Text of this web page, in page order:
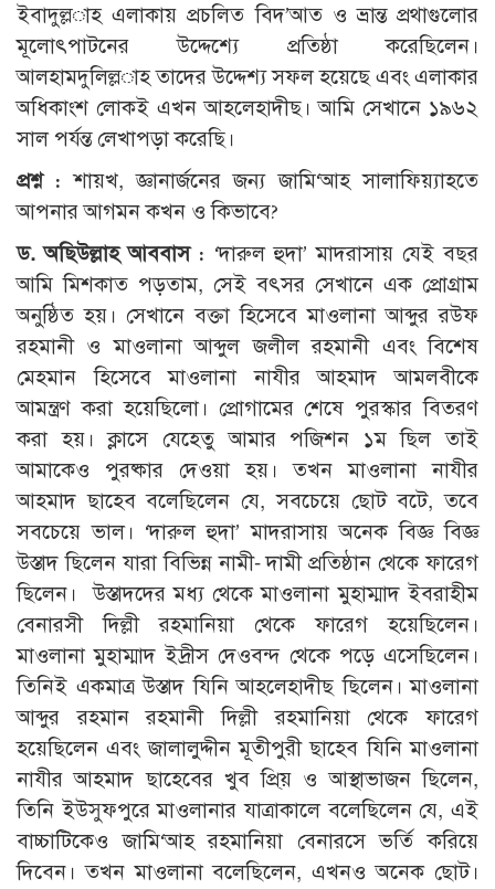
ইবাদুল্ল­াহ এলাকায় প্রচলিত বিদ’আত ও ভ্রান্ত প্রথাগুলোর
মূলোৎপাটনের উদ্দেশ্যে প্রতিষ্ঠা করেছিলেন।
আলহামদুলিল্ল­াহ তাদের উদ্দেশ্য সফল হয়েছে এবং এলাকার
অধিকাংশ লোকই এখন আহলেহাদীছ। আমি সেখানে ১৯৬২
সাল পর্যন্ত লেখাপড়া করেছি।
প্রশ্ন :শায়খ, জ্ঞানার্জনের জন্য জামি‘আহ সালাফিয়্যাহতে
আপনার আগমন কখন ও কিভাবে?
ড. অছিউল্লাহ আববাস : ‘দারুল হুদা’ মাদরাসায় যেই বছর
আমি মিশকাত পড়তাম, সেই বৎসর সেখানে এক প্রোগ্রাম
অনুষ্ঠিত হয়। সেখানে বক্তা হিসেবে মাওলানা আব্দুর রউফ
রহমানী ও মাওলানা আব্দুল জলীল রহমানী এবং বিশেষ
মেহমান হিসেবে মাওলানা নাযীর আহমাদ আমলবীকে
আমন্ত্রণ করা হয়েছিলো। প্রোগামের শেষে পুরস্কার বিতরণ
করা হয়। ক্লাসে যেহেতু আমার পজিশন ১ম ছিল তাই
আমাকেও পুরষ্কার দেওয়া হয়। তখন মাওলানা নাযীর
আহমাদ ছাহেব বলেছিলেন যে, সবচেয়ে ছোট বটে, তবে
সবচেয়ে ভাল। ‘দারুল হুদা’ মাদরাসায় অনেক বিজ্ঞ বিজ্ঞ
উস্তাদ ছিলেন যারা বিভিন্ন নামী- দামী প্রতিষ্ঠান থেকে ফারেগ
ছিলেন। উস্তাদদের মধ্য থেকে মাওলানা মুহাম্মাদ ইবরাহীম
বেনারসী দিল্লী রহমানিয়া থেকে ফারেগ হয়েছিলেন।
মাওলানা মুহাম্মাদ ইদ্রীস দেওবন্দ থেকে পড়ে এসেছিলেন।
তিনিই একমাত্র উস্তাদ যিনি আহলেহাদীছ ছিলেন। মাওলানা
আব্দুর রহমান রহমানী দিল্লী রহমানিয়া থেকে ফারেগ
হয়েছিলেন এবং জালালুদ্দীন মূতীপুরী ছাহেব যিনি মাওলানা
নাযীর আহমাদ ছাহেবের খুব প্রি্য় ও আস্থাভাজন ছিলেন,
তিনি ইউসুফপুরে মাওলানার যাত্রাকালে বলেছিলেন যে, এই
বাচ্চাটিকেও জামি‘আহ রহমানিয়া বেনারসে ভর্তি করিয়ে
দিবেন। তখন মাওলানা বলেছিলেন, এখনও অনেক ছোট।